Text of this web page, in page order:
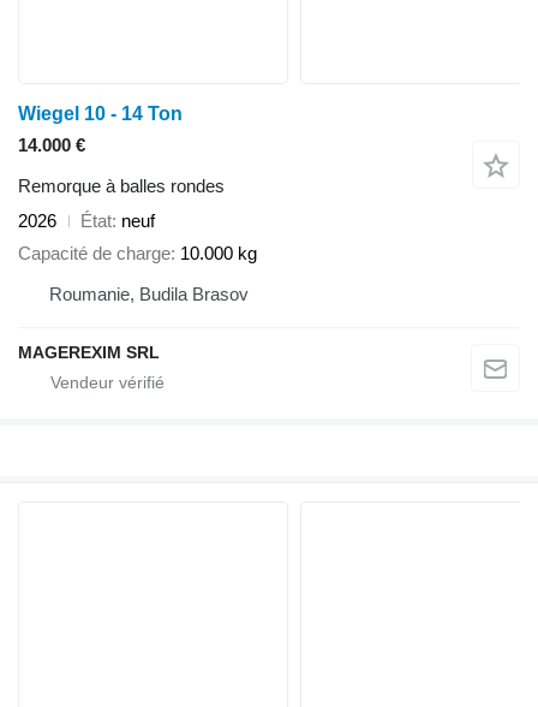
Wiegel 10 - 14 Ton
14.000 €
Remorque à balles rondes
2026
État neuf
Capacité de charge 10.000 kg
Roumanie, Budila Brasov
MAGEREXIM SRL